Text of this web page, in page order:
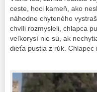
ceste, hoci kameň, ako
náhodne chyteného
chvíli rozmysleli, chlapca
veľkorysí nie sú, ak
dieťa pustia z rúk. Chlapec